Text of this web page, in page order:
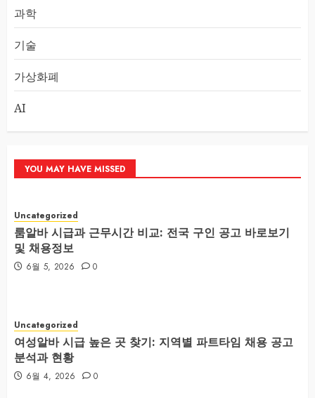
과학
기술
가상화폐
AI
YOU MAY HAVE MISSED
Uncategorized
룸알바 시급과 근무시간 비교: 전국 구인 공고 바로보기
및 채용정보
6월 5, 2026 0
Uncategorized
여성알바 시급 높은 곳 찾기: 지역별 파트타임 채용 공고
분석과 현황
6월 4, 2026 0